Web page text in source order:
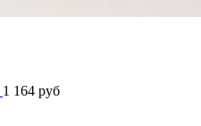
1 164 руб